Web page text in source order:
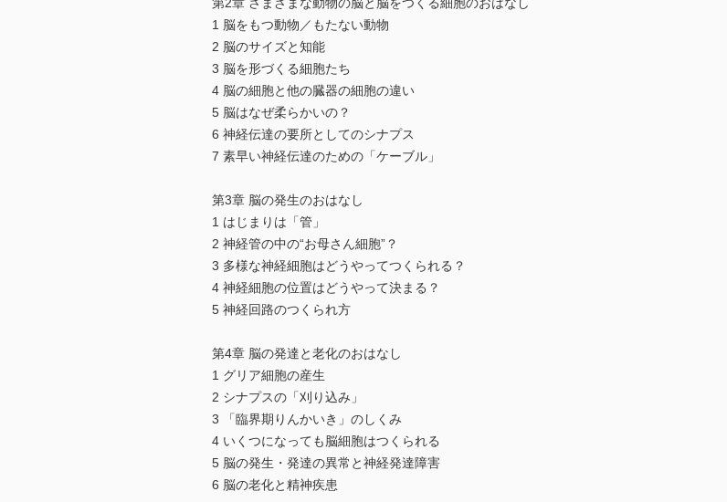
第2章 さまざまな動物の脳と脳をつくる細胞のおはなし
1 脳をもつ動物／もたない動物
2 脳のサイズと知能
3 脳を形づくる細胞たち
4 脳の細胞と他の臓器の細胞の違い
5 脳はなぜ柔らかいの？
6 神経伝達の要所としてのシナプス
7 素早い神経伝達のための「ケーブル」
第3章 脳の発生のおはなし
1 はじまりは「管」
2 神経管の中の“お母さん細胞”？
3 多様な神経細胞はどうやってつくられる？
4 神経細胞の位置はどうやって決まる？
5 神経回路のつくられ方
第4章 脳の発達と老化のおはなし
1 グリア細胞の産生
2 シナプスの「刈り込み」
3 「臨界期りんかいき」のしくみ
4 いくつになっても脳細胞はつくられる
5 脳の発生・発達の異常と神経発達障害
6 脳の老化と精神疾患